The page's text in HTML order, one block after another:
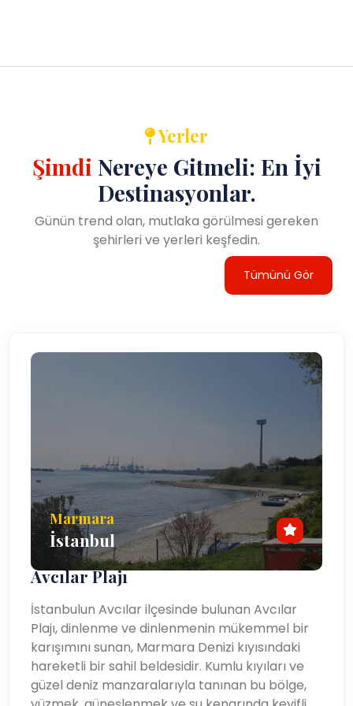
kalabalıklardan uzak, daha rahat bir gezi yapmak
sağlar ve deniz manzarası yıl boyunca muhteşem
Sonuç
Avcılar, doğal güzellik, yerel cazibe, ve modern
olanaklar burayı İstanbul'un Avrupa yakasında keyifli
ve erişilebilir bir destinasyon haline getiriyor.
Manzaralı sahil şeridi, canlı öğrenci yaşamı ve önemli
turistik mekanlara yakınlığıyla bölge, ziyaretçilerin
İster ilginizi çekiyor olsun Avcılar'da açık havanın tadını
çıkarmak, yerel pazarları keşfetmek veya bölgedeki
herkese sunacak bir şeyler var. Önemli otoyollar ve
konumu, burayı İstanbul'un hem Avrupa hem de Asya
yakasını keşfetmek için ideal bir üstür. Avcılar, yıl boyu
çekiciliği ve çeşitli cazibe merkezleriyle İstanbul'un
daha sessiz ama bir o kadar da büyüleyici yanını
sergileyen bir ilçedir.
Yerler
Şimdi Nereye Gitmeli: En İyi
Destinasyonlar.
Günün trend olan, mutlaka görülmesi gereken
şehirleri ve yerleri keşfedin.
Tümünü Gör
Marmara
İstanbul
Avcılar Plajı
İstanbulun Avcılar ilçesinde bulunan Avcılar
Plajı, dinlenme ve dinlenmenin mükemmel bir
karışımını sunan, Marmara Denizi kıyısındaki
hareketli bir sahil beldesidir. Kumlu kıyıları ve
güzel deniz manzaralarıyla tanınan bu bölge,